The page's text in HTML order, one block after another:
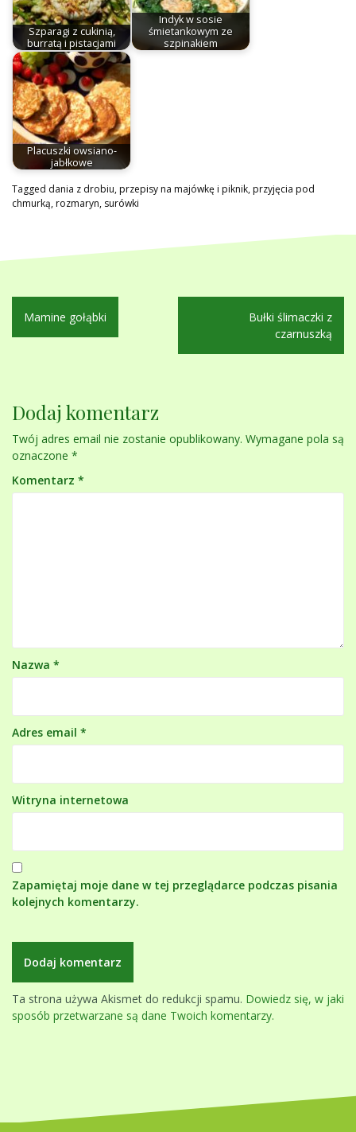
Szparagi z cukinią,
burratą i pistacjami
Indyk w sosie
śmietankowym ze
szpinakiem
Placuszki owsiano-
jabłkowe
Tagged dania z drobiu,przepisy na majówkę i piknik,przyjęcia pod
chmurką,rozmaryn, surówki
Nawigacja
wpisu
Mamine gołąbki
Bułki ślimaczki z
czarnuszką
Dodaj komentarz
Twój adres email nie zostanie opublikowany. Wymagane pola są
oznaczone *
Komentarz *
Nazwa *
Adres email *
Witryna internetowa
Zapamiętaj moje dane w tej przeglądarce podczas pisania
kolejnych komentarzy.
Ta strona używa Akismet do redukcji spamu. Dowiedz się, w jaki
sposób przetwarzane są dane Twoich komentarzy.